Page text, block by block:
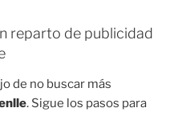
reparto de publicidad
de no buscar más
. Sigue los pasos para